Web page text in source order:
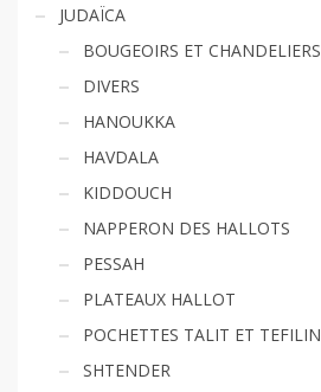
JUDAÏCA
BOUGEOIRS ET CHANDELIERS
DIVERS
HANOUKKA
HAVDALA
KIDDOUCH
NAPPERON DES HALLOTS
PESSAH
PLATEAUX HALLOT
POCHETTES TALIT ET TEFILIN
SHTENDER